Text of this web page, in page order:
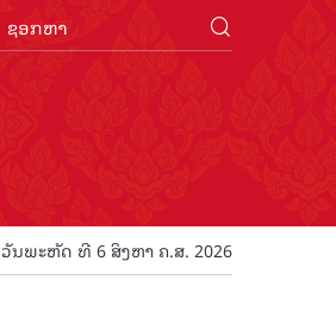
ວັນພະຫັດ ທີ 6 ສິງຫາ ຄ.ສ. 2026